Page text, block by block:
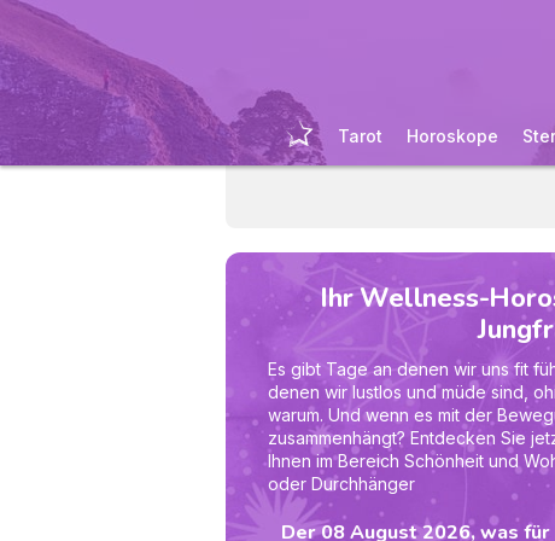
Tarot Horoskope
Ihr Wellness-
Es gibt Tage an denen wir uns fit
denen wir lustlos und müde sind,
warum. Und wenn es mit der
zusammenhängt? Entdecken Sie
Ihnen im Bereich Schönheit und
oder Durchhänger
Der 08 August 2026, was für